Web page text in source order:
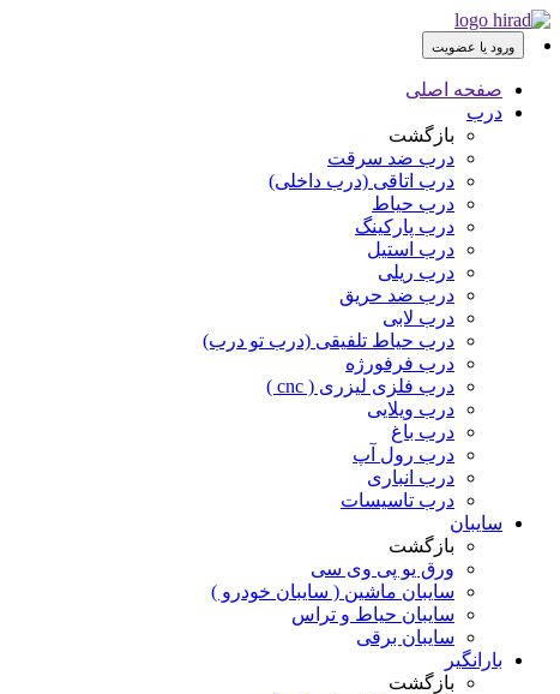
ورود یا عضویت
صفحه اصلی
درب
بازگشت
درب ضد سرقت
درب اتاقی (درب داخلی)
درب حیاط
درب پارکینگ
درب استیل
درب ریلی
درب ضد حریق
درب لابی
درب حیاط تلفیقی (درب تو درب)
درب فرفورژه
درب فلزی لیزری ( cnc )
درب ویلایی
درب باغ
درب رول آپ
درب انباری
درب تاسیسات
سایبان
بازگشت
ورق یو پی وی سی
سایبان ماشین ( سایبان خودرو )
سایبان حیاط و تراس
سایبان برقی
بارانگیر
بازگشت